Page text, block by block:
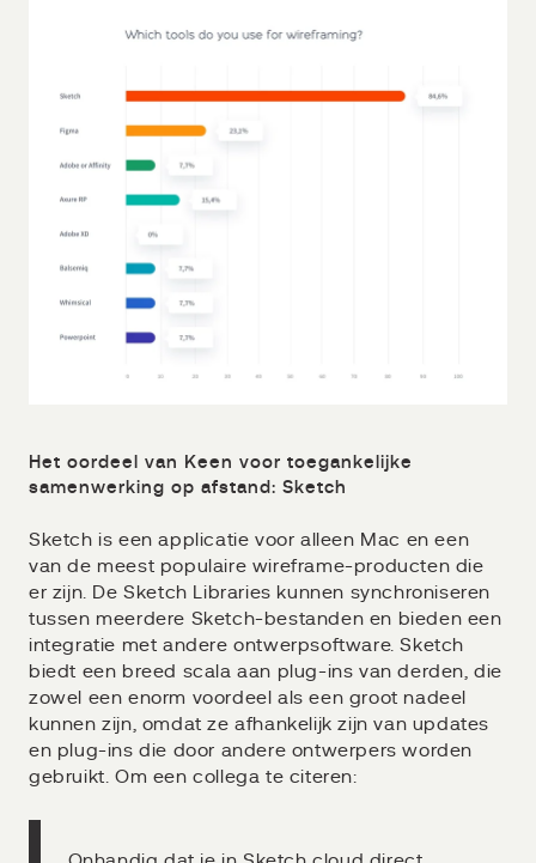
Het oordeel van Keen voor toegankelijke
samenwerking op afstand: Sketch
Sketch is een applicatie voor alleen Mac en een
van de meest populaire wireframe-producten die
er zijn. De Sketch Libraries kunnen synchroniseren
tussen meerdere Sketch-bestanden en bieden een
integratie met andere ontwerpsoftware. Sketch
biedt een breed scala aan plug-ins van derden, die
zowel een enorm voordeel als een groot nadeel
kunnen zijn, omdat ze afhankelijk zijn van updates
en plug-ins die door andere ontwerpers worden
gebruikt. Om een collega te citeren: